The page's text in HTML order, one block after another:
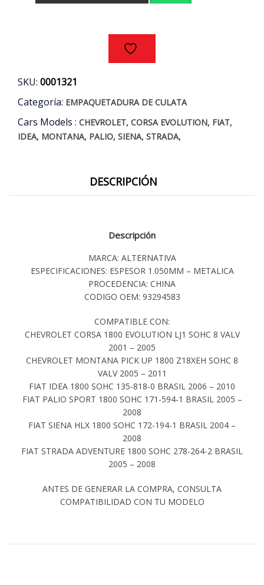
-
STRADA
PALIO
1.8
SKU: 0001321
Categoría: EMPAQUETADURA DE CULATA
Cars Models : CHEVROLET, CORSA EVOLUTION, FIAT,
IDEA, MONTANA, PALIO, SIENA, STRADA,
DESCRIPCIÓN
Descripción
MARCA: ALTERNATIVA
ESPECIFICACIONES: ESPESOR 1.050MM – METALICA
PROCEDENCIA: CHINA
CODIGO OEM: 93294583
COMPATIBLE CON:
CHEVROLET CORSA 1800 EVOLUTION LJ1 SOHC 8 VALV
2001 – 2005
CHEVROLET MONTANA PICK UP 1800 Z18XEH SOHC 8
VALV 2005 – 2011
FIAT IDEA 1800 SOHC 135-818-0 BRASIL 2006 – 2010
FIAT PALIO SPORT 1800 SOHC 171-594-1 BRASIL 2005 –
2008
FIAT SIENA HLX 1800 SOHC 172-194-1 BRASIL 2004 –
2008
FIAT STRADA ADVENTURE 1800 SOHC 278-264-2 BRASIL
2005 – 2008
ANTES DE GENERAR LA COMPRA, CONSULTA
COMPATIBILIDAD CON TU MODELO